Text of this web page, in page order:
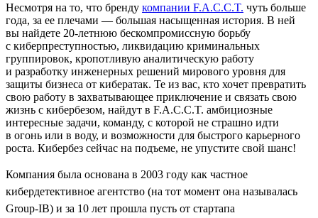
Несмотря на то, что бренду компании F.A.C.C.T. чуть больше
года, за ее плечами — большая насыщенная история. В ней
вы найдете 20‑летнюю бескомпромиссную борьбу
с киберпреступностью, ликвидацию криминальных
группировок, кропотливую аналитическую работу
и разработку инженерных решений мирового уровня для
защиты бизнеса от кибератак. Те из вас, кто хочет превратить
свою работу в захватывающее приключение и связать свою
жизнь с кибербезом, найдут в F.A.C.C.T. амбициозные
интересные задачи, команду, с которой не страшно идти
в огонь или в воду, и возможности для быстрого карьерного
роста. Кибербез сейчас на подъеме, не упустите свой шанс!
Компания была основана в 2003 году как частное
кибердетективное агентство (на тот момент она называлась
Group-IB) и за 10 лет прошла пусть от стартапа